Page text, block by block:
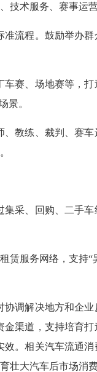
技术服务、赛事运
流程。鼓励举办
赛、场地赛等，
景。
教练、裁判、赛
采、回购、二手
赁服务网络，支持“
调解决地方和企
渠道，支持培育
。相关汽车流通
壮大汽车后市场消费